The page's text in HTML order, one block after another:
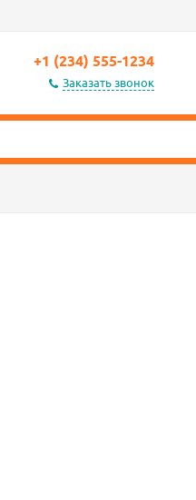
+1 (234) 555-1234
Заказать звонок